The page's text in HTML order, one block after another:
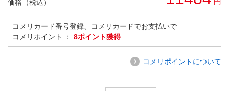
価格（税込）
コメリカード番号登録、コメリカードでお支払いで
コメリポイント ： 8ポイント獲得
コメリポイントについて